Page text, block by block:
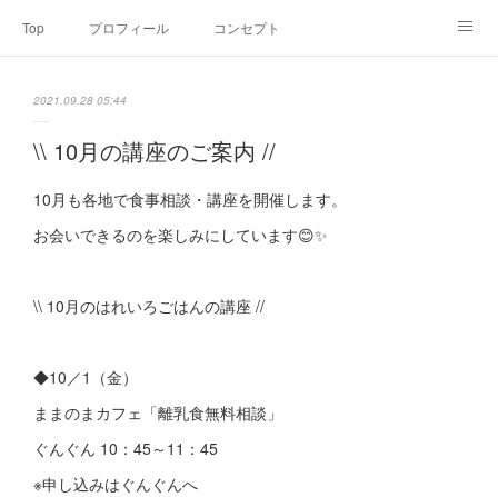
Top プロフィール コンセプト
SNS
2021.09.28 05:44
\\ 10月の講座のご案内 //
10月も各地で食事相談・講座を開催します。
お会いできるのを楽しみにしています😊✨
\\ 10月のはれいろごはんの講座 //
◆10／1（金）
ままのまカフェ「離乳食無料相談」
ぐんぐん 10：45～11：45
※申し込みはぐんぐんへ